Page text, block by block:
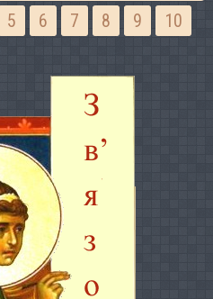
5 6 7 8 9
10